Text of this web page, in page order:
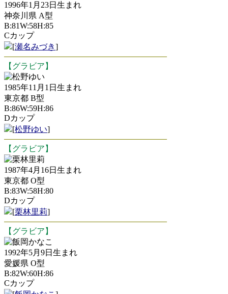
1996年1月23日生まれ
神奈川県 A型
B:81W:58H:85
Cカップ
[瀬名みづき]
【グラビア】
松野ゆい
1985年11月1日生まれ
東京都 B型
B:86W:59H:86
Dカップ
[松野ゆい]
【グラビア】
栗林里莉
1987年4月16日生まれ
東京都 O型
B:83W:58H:80
Dカップ
[栗林里莉]
【グラビア】
飯岡かなこ
1992年5月9日生まれ
愛媛県 O型
B:82W:60H:86
Cカップ